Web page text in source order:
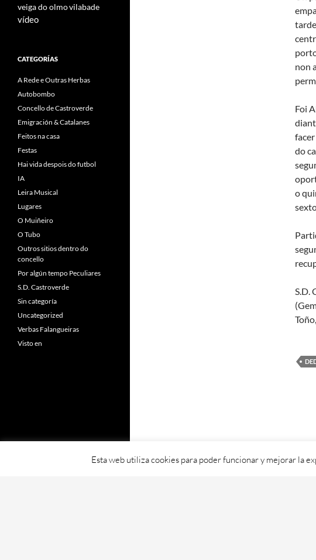
non
Foi
do
o
S.D.
veiga do olmovilabade
vídeo
CATEGORÍAS
A Rede e Outras Herbas
Autobombo
Concello de Castroverde
Emigración & Catalanes
Feitos na casa
Festas
Hai vida despois do futbol
IA
Leira Musical
Lugares
O Muiñeiro
O Tubo
Outros sitios dentro do
concello
Por algún tempo Peculiares
S.D. Castroverde
Sin categoría
Uncategorized
Verbas Falangueiras
Visto en
Esta web utiliza cookies para poder funcionar y mejorar la